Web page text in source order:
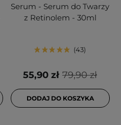
Serum - Serum do Twarzy
z Retinolem - 30ml
43
79,90 zł
55,90 zł
DODAJ DO KOSZYKA